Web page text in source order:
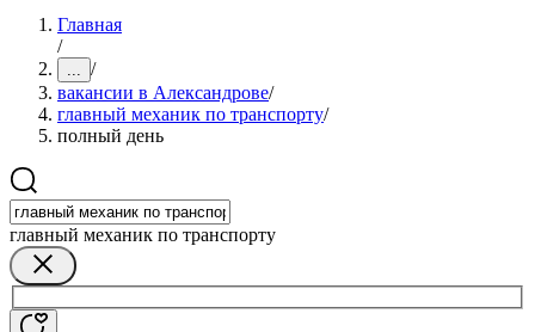
Главная
/
... /
вакансии в Александрове/
главный механик по транспорту/
полный день
главный механик по транспорту